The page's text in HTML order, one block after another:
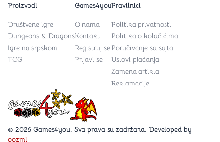
Games4you logo
© 2026 Games4you. Sva prava su zadržana. Developed by
oozmi.
Proizvodi
Društvene igre
Dungeons & Dragons
Igre na srpskom
TCG
Games4you
O nama
Kontakt
Registruj se
Prijavi se
Pravilnici
Politika privatnosti
Politika o kolačićima
Poručivanje sa sajta
Uslovi plaćanja
Zamena artikla
Reklamacije